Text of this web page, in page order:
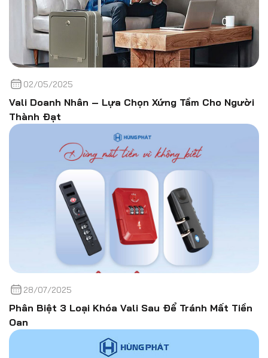
02/05/2025
Vali Doanh Nhân – Lựa Chọn Xứng Tầm Cho Người
Thành Đạt
28/07/2025
Phân Biệt 3 Loại Khóa Vali Sau Để Tránh Mất Tiền
Oan